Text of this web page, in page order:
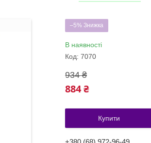
–5%
В наявності
Код: 7070
934 ₴
884 ₴
Купити